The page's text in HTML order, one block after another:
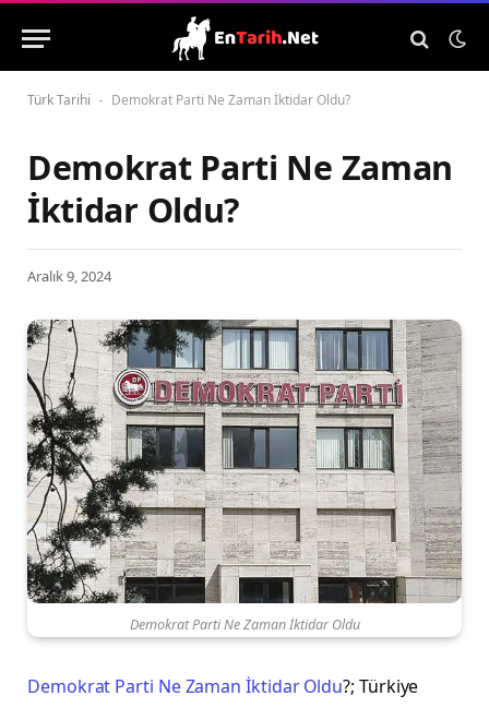
Türk Tarihi - Demokrat Parti Ne Zaman İktidar Oldu?
Demokrat Parti Ne Zaman
İktidar Oldu?
Aralık 9, 2024
Demokrat Parti Ne Zaman İktidar Oldu
Demokrat Parti Ne Zaman İktidar Oldu?; Türkiye